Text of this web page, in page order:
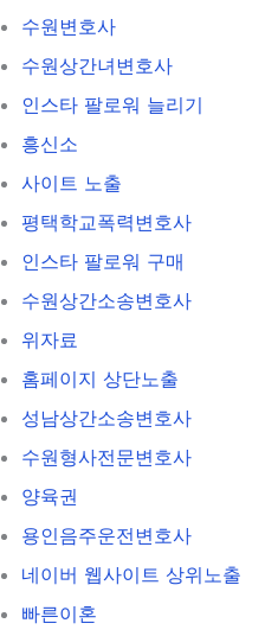
수원변호사
수원상간녀변호사
인스타 팔로워 늘리기
흥신소
사이트 노출
평택학교폭력변호사
인스타 팔로워 구매
수원상간소송변호사
위자료
홈페이지 상단노출
성남상간소송변호사
수원형사전문변호사
양육권
용인음주운전변호사
네이버 웹사이트 상위노출
빠른이혼